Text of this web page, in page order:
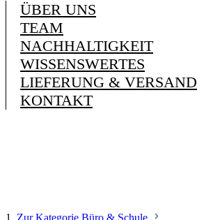
ÜBER UNS
TEAM
NACHHALTIGKEIT
WISSENSWERTES
LIEFERUNG & VERSAND
KONTAKT
1. Zur Kategorie Büro & Schule